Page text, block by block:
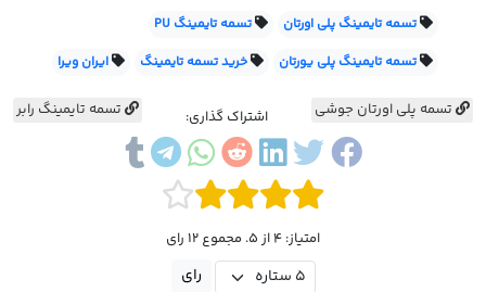
تسمه تایمینگ پلی اورتان
تسمه تایمینگ PU
تسمه تایمینگ پلی یورتان
خرید تسمه تایمینگ ایران ویرا
تسمه پلی اورتان جوشی تسمه تایمینگ رابر اشتراک گذاری:
امتیاز: 4 از 5. مجموع 12 رای